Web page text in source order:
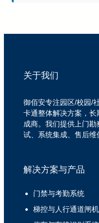
关于我们
御佰安专注园区/校园/
卡通整体解决方案，
成商。我们提供上门
试、系统集成、售后维
解决方案与产品
门禁与考勤系统
梯控与人行通道闸机